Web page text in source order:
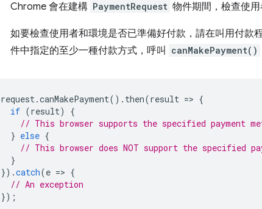
Chrome 會在建構 PaymentRequest 物件期間，檢查使用
如要檢查使用者和環境是否已準備好付款，請在叫用付款
件中指定的至少一種付款方式，呼叫
canMakePayment()
request.canMakePayment(). then(result => {
if (result)
{
// This browser supports the specified payment
} else {
// This browser does NOT support the specified
}
}).catch(e => {
// An exception
});